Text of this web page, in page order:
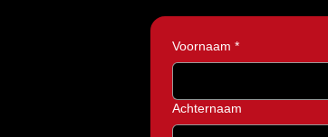
Voornaam *
Achternaam